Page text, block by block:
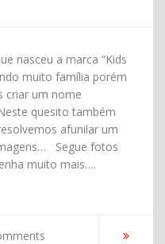
nasceu a marca “Kids
muito família porém
criar um nome
quesito também
afunilar um
Segue fotos
venha muito mais….